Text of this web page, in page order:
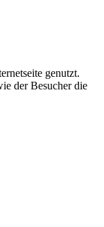
genutzt.
der Besucher die